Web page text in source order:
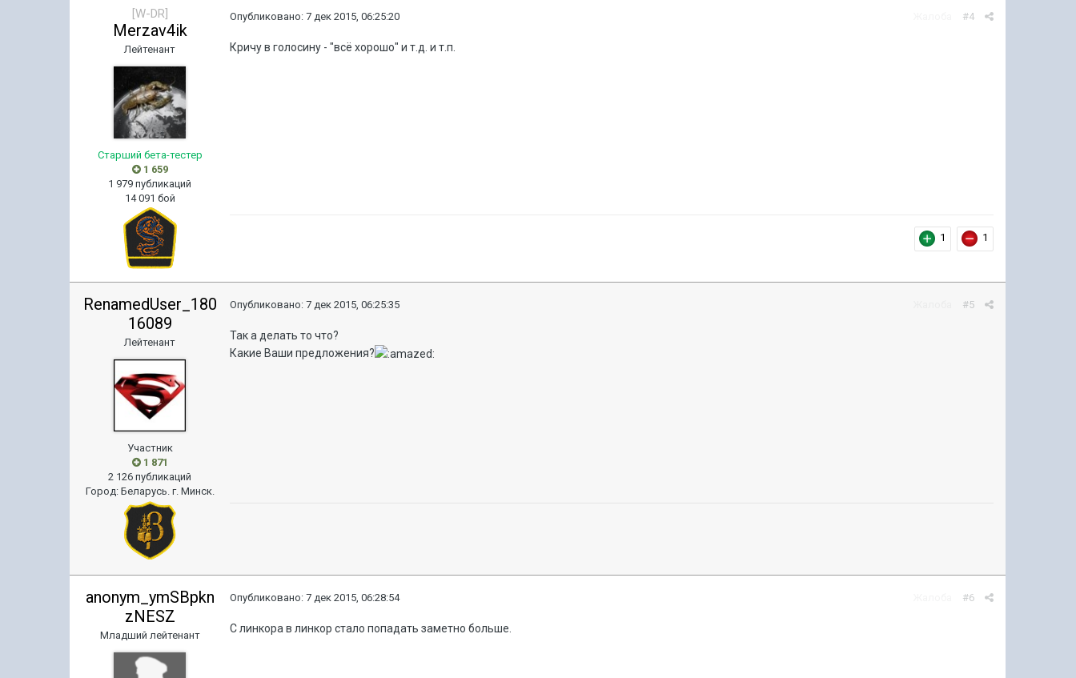
[W-DR]
Merzav4ik
Лейтенант
Старший бета-тестер
1 659
1 979 публикаций
14 091 бой
#4
Опубликовано:7 дек 2015, 06:25:20
Кричу в голосину - "всё хорошо" и т.д. и т.п.
1 1
RenamedUser_180
16089
Лейтенант
Участник
1 871
2 126 публикаций
Город: Беларусь. г. Минск.
#5
Опубликовано:7 дек 2015, 06:25:35
Так а делать то что?
Какие Ваши предложения?
anonym_ymSBpkn
zNESZ
Младший лейтенант
#6
Опубликовано:7 дек 2015, 06:28:54
С линкора в линкор стало попадать заметно больше.